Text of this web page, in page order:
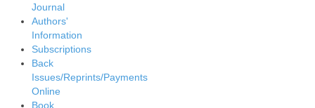
Journal
Authors'
Information
Subscriptions
Back
Issues/Reprints/Payments
Online
Book